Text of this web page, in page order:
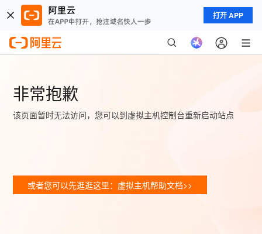
打开 APP
非常抱歉
该页面暂时无法访问，您可以到虚拟主机控制台重新启动站点
或者您可以先逛逛这里：虚拟主机帮助文档>>